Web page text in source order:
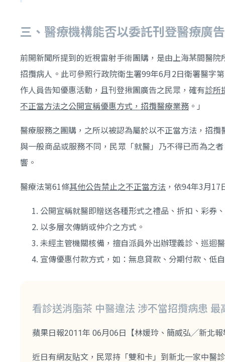
三、醫療機構能否以委託刊登醫療廣
前開新聞所提到的近視雷射手術團購，是由上海某間醫
招攬病人。此可參照行政院衛生署99年6月2日衛署醫字
作人員告知優惠活動，且刊登揪團廣告之民眾，確有診所
不正當方法之公開宣稱優惠方式，招攬醫療業務 。」
醫療服務之團購，之所以被認為屬於以不正當方法，招
與一般商品或服務不同，民眾「就醫」乃不得已而為之
響。
醫療法第61條其他公告禁止之不正當方法 ，依94年3月
公開宣稱就醫即贈送各種形式之禮品、折扣、彩券
以多層次傳銷或仲介之方式。
未經主管機關核備，擅自派員外出辦理義診、巡迴
宣傳優惠付款方式，如：無息貸款、分期付款、低
看診送消脂茶 中醫違法 涉不當招攬病患 最
蘋果日報2011年 06月06日【林媛玲、簡威弘╱新北
近日有網友貼文，民眾持「雙和卡」到新北一家中醫